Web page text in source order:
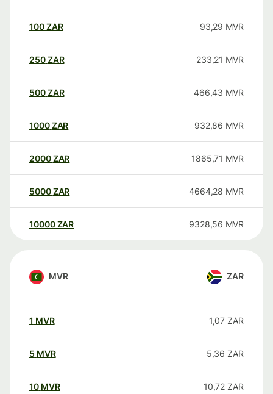
100ZAR 93,29 MVR
250ZAR 233,21 MVR
500ZAR 466,43 MVR
1000ZAR 932,86 MVR
2000ZAR 1865,71 MVR
5000ZAR 4664,28 MVR
10000 ZAR 9328,56 MVR
MVR ZAR
1 MVR 1,07 ZAR
5 MVR 5,36 ZAR
10 MVR 10,72 ZAR